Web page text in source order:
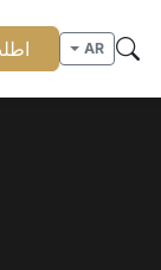
AR